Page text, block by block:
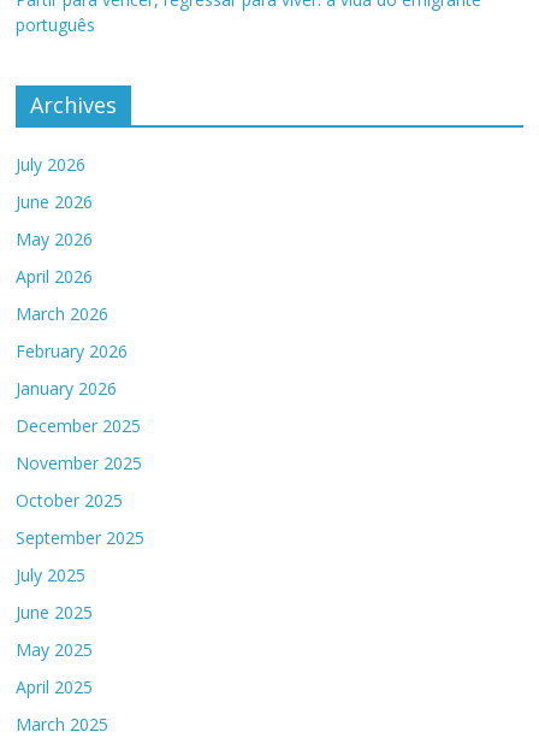
português
Archives
July 2026
June 2026
May 2026
April 2026
March 2026
February 2026
January 2026
December 2025
November 2025
October 2025
September 2025
July 2025
June 2025
May 2025
April 2025
March 2025